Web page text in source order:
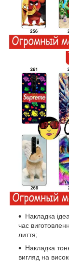
Накладка
час
лиття;
Накладка
вигляд на